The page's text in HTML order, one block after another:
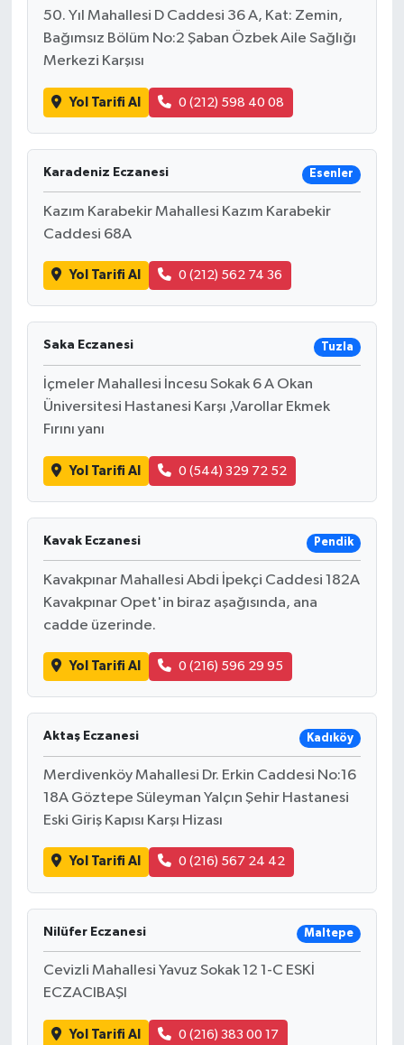
50. Yıl Mahallesi D Caddesi 36 A, Kat: Zemin,
Bağımsız Bölüm No:2 Şaban Özbek Aile Sağlığı
Merkezi Karşısı
Yol Tarifi Al 0 (212) 598 40 08
Karadeniz Eczanesi Esenler
Kazım Karabekir Mahallesi Kazım Karabekir
Caddesi 68A
Yol Tarifi Al 0 (212) 562 74 36
Saka Eczanesi Tuzla
İçmeler Mahallesi İncesu Sokak 6 A Okan
Üniversitesi Hastanesi Karşı ,Varollar Ekmek
Fırını yanı
Yol Tarifi Al 0 (544) 329 72 52
Kavak Eczanesi Pendik
Kavakpınar Mahallesi Abdi İpekçi Caddesi 182A
Kavakpınar Opet'in biraz aşağısında, ana
cadde üzerinde.
Yol Tarifi Al 0 (216) 596 29 95
Aktaş Eczanesi Kadıköy
Merdivenköy Mahallesi Dr. Erkin Caddesi No:16
18A Göztepe Süleyman Yalçın Şehir Hastanesi
Eski Giriş Kapısı Karşı Hizası
Yol Tarifi Al 0 (216) 567 24 42
Nilüfer Eczanesi Maltepe
Cevizli Mahallesi Yavuz Sokak 12 1-C ESKİ
ECZACIBAŞI
Yol Tarifi Al 0 (216) 383 00 17